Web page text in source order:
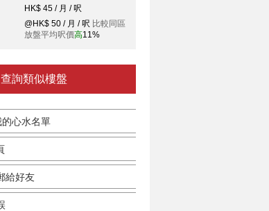
HK$ 45 / 月 / 呎
@HK$ 50 / 月 / 呎 比較同區
放盤平均呎價高11%
查詢類似樓盤
心水名單
給好友